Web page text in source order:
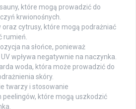
które mogą prowadzić do
krwionośnych.
oraz cytrusy, które mogą podrażniać
rumień.
na słońce, ponieważ
wpływa negatywnie na naczynka.
woda, która może prowadzić do
skóry.
twarzy i stosowanie
peelingów, które mogą uszkodzić